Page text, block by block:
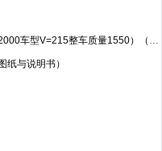
V=215整车质量1550）（全套设计）
纸与说明书）